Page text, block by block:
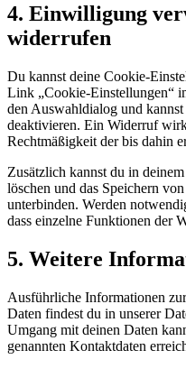
4. Einwilligung
widerrufen
Du kannst deine Cookie-
Link „Cookie-Einstellungen“
den Auswahldialog und
deaktivieren. Ein Widerruf
Rechtmäßigkeit der bis dahin
Zusätzlich kannst du in
löschen und das Speichern
unterbinden. Werden
dass einzelne Funktionen der
5. Weitere
Ausführliche Informationen
Daten findest du in unserer
Umgang mit deinen Daten
genannten Kontaktdaten